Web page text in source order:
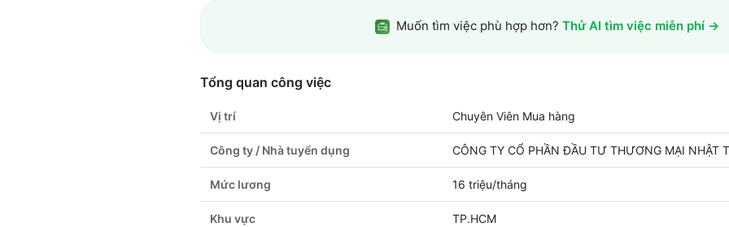
Muốn tìm việc phù hợp hơn? Thử AI tìm việc miễn phí →
Tổng quan công việc
Vị trí Chuyên Viên Mua hàng
Công ty / Nhà tuyển dụng CÔNG TY CỔ PHẦN ĐẦU TƯ THƯƠNG MẠI NHẬT
Mức lương 16 triệu/tháng
Khu vực TP.HCM